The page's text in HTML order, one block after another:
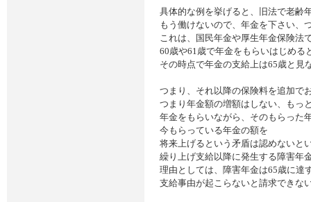
具体的な例を挙げると、旧法で老齢
もう働けないので、年金を下さい、
これは、国民年金や厚生年金保険法
60歳や61歳で年金をもらいはじめる
その時点で年金の支給上は65歳と見
つまり、それ以降の保険料を追加で
つまり年金額の増額はしない、もっ
年金をもらいながら、そのもらった
今もらっている年金の額を
将来上げるという矛盾は認めないと
繰り上げ支給以降に発生する障害年
理由としては、障害年金は65歳に達
支給事由が起こらないと請求できな